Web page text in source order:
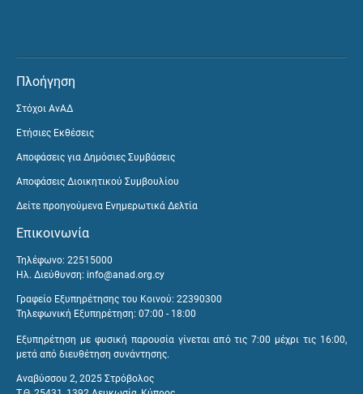
Πλοήγηση
Στόχοι ΑνΑΔ
Ετήσιες Εκθέσεις
Αποφάσεις για Δημόσιες Συμβάσεις
Αποφάσεις Διοικητικού Συμβουλίου
Δείτε προηγούμενα Ενημερωτικά Δελτία
Επικοινωνία
Τηλέφωνο: 22515000
Ηλ. Διεύθυνση: info@anad.org.cy
Γραφείο Εξυπηρέτησης του Κοινού: 22390300
Τηλεφωνική Εξυπηρέτηση: 07:00 - 18:00
Εξυπηρέτηση με φυσική παρουσία γίνεται από τις 7:00 μέχρι τις 16:00,
μετά από διευθέτηση συνάντησης.
Αναβύσσου 2, 2025 Στρόβολος